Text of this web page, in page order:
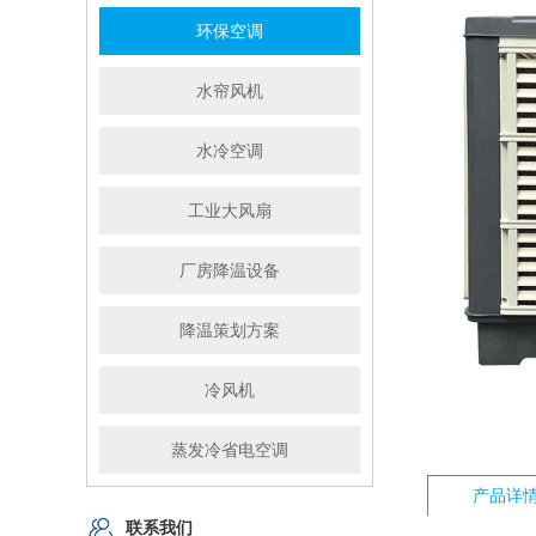
环保空调
水帘风机
水冷空调
工业大风扇
厂房降温设备
降温策划方案
冷风机
蒸发冷省电空调
联系我们
产品详